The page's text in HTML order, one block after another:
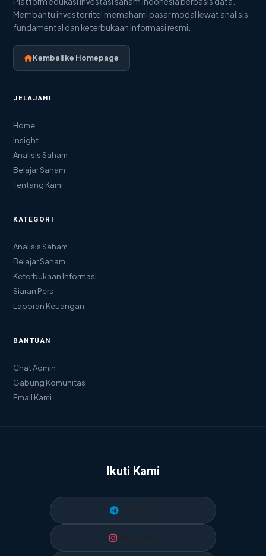
Membantu investor ritel memahami pasar modal lewat analisis
fundamental dan keterbukaan informasi resmi.
Kembali ke Homepage
JELAJAHI
Home
Insight
Analisis Saham
Belajar Saham
Tentang Kami
KATEGORI
Analisis Saham
Belajar Saham
Keterbukaan Informasi
Siaran Pers
Laporan Keuangan
BANTUAN
Chat Admin
Gabung Komunitas
Email Kami
Ikuti Kami